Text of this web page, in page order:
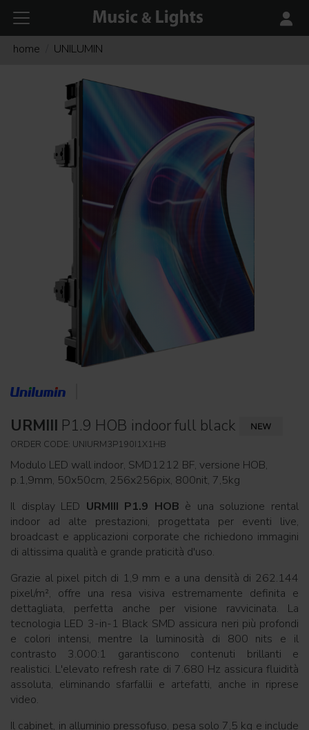
home UNILUMIN
URMIII P1.9 HOB indoor full black
ORDER CODE: UNIURM3P190I1X1HB
Modulo LED wall indoor, SMD1212 BF, versione HOB,
p.1,9mm, 50x50cm, 256x256pix, 800nit, 7,5kg
Il display LED URMIII P1.9 HOB è una soluzione rental
indoor ad alte prestazioni, progettata per eventi live,
broadcast e applicazioni corporate che richiedono immagini
di altissima qualità e grande praticità d'uso.
Grazie al pixel pitch di 1,9 mm e a una densità di 262.144
pixel/m², offre una resa visiva estremamente definita e
dettagliata, perfetta anche per visione ravvicinata. La
tecnologia LED 3-in-1 Black SMD assicura neri più profondi
e colori intensi, mentre la luminosità di 800 nits e il
contrasto 3.000:1 garantiscono contenuti brillanti e
realistici. L'elevato refresh rate di 7.680 Hz assicura fluidità
assoluta, eliminando sfarfallii e artefatti, anche in riprese
video.
Il cabinet, in alluminio pressofuso, pesa solo 7,5 kg e include